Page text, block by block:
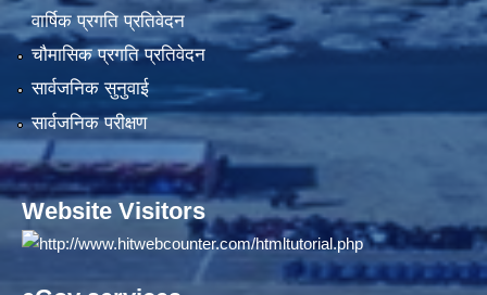
वार्षिक प्रगति प्रतिवेदन
चौमासिक प्रगति प्रतिवेदन
सार्वजनिक सुनुवाई
सार्वजनिक परीक्षण
Website Visitors